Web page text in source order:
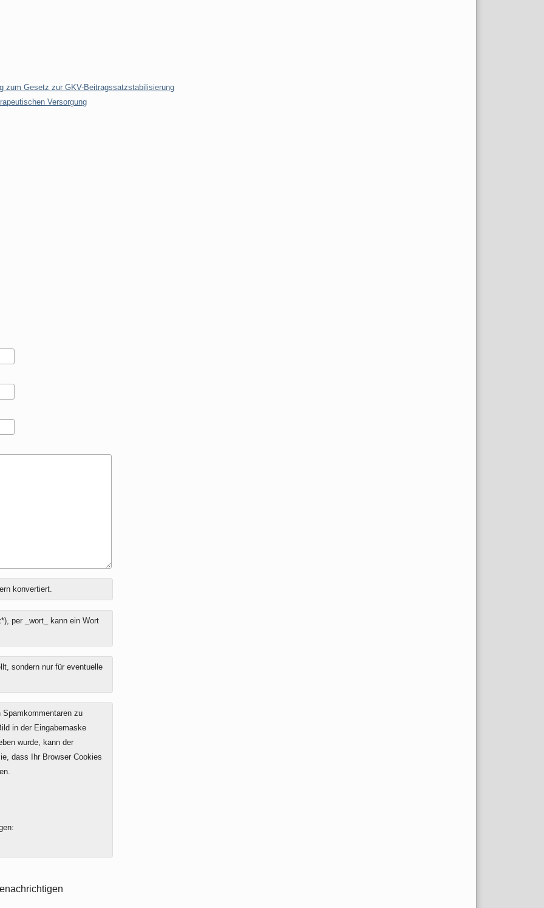
zum Gesetz zur GKV-Beitragssatzstabilisierung
Versorgung
konvertiert.
per _wort_ kann ein Wort
sondern nur für eventuelle
Spamkommentaren zu
in der Eingabemaske
wurde, kann der
dass Ihr Browser Cookies